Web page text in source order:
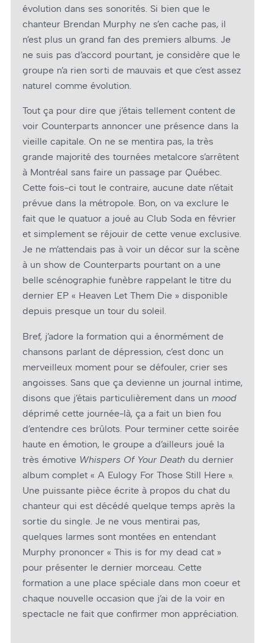
évolution dans ses sonorités. Si bien que le
chanteur Brendan Murphy ne s’en cache pas, il
n’est plus un grand fan des premiers albums. Je
ne suis pas d’accord pourtant, je considère que le
groupe n’a rien sorti de mauvais et que c’est assez
naturel comme évolution.
Tout ça pour dire que j’étais tellement content de
voir Counterparts annoncer une présence dans la
vieille capitale. On ne se mentira pas, la très
grande majorité des tournées metalcore s’arrêtent
à Montréal sans faire un passage par Québec.
Cette fois-ci tout le contraire, aucune date n’était
prévue dans la métropole. Bon, on va exclure le
fait que le quatuor a joué au Club Soda en février
et simplement se réjouir de cette venue exclusive.
Je ne m’attendais pas à voir un décor sur la scène
à un show de Counterparts pourtant on a une
belle scénographie funèbre rappelant le titre du
dernier EP « Heaven Let Them Die » disponible
depuis presque un tour du soleil.
Bref, j’adore la formation qui a énormément de
chansons parlant de dépression, c’est donc un
merveilleux moment pour se défouler, crier ses
angoisses. Sans que ça devienne un journal intime,
disons que j’étais particulièrement dans un mood
déprimé cette journée-là, ça a fait un bien fou
d’entendre ces brûlots. Pour terminer cette soirée
haute en émotion, le groupe a d’ailleurs joué la
très émotive Whispers Of Your Death du dernier
album complet « A Eulogy For Those Still Here ».
Une puissante pièce écrite à propos du chat du
chanteur qui est décédé quelque temps après la
sortie du single. Je ne vous mentirai pas,
quelques larmes sont montées en entendant
Murphy prononcer « This is for my dead cat »
pour présenter le dernier morceau. Cette
formation a une place spéciale dans mon coeur et
chaque nouvelle occasion que j’ai de la voir en
spectacle ne fait que confirmer mon appréciation.